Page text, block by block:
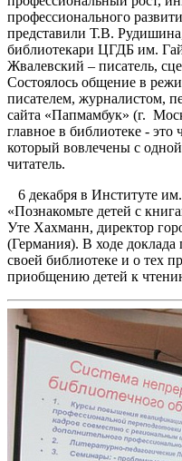
профессионального
представили Т.В.
библиотекари ЦГДБ им.
Жвалевский – писатель,
Состоялось общение в
писателем, журналистом,
сайта «Папмамбук» (г.
главное в библиотеке - это
который вовлечены с
читатель.
6 декабря в Институте
«Познакомьте детей с
Уте Хахманн, директор
(Германия). В ходе доклада
своей библиотеке и о тех
приобщению детей к